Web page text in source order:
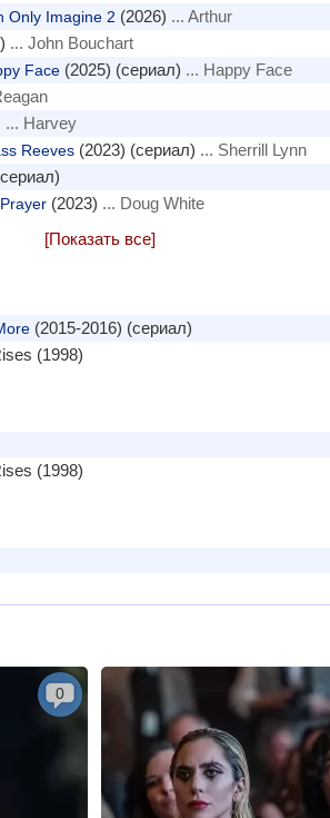
Only Imagine 2 (2026) ... Arthur
... John Bouchart
Face(2025) (сериал) ... Happy Face
... Harvey
Reeves(2023) (сериал) ... Sherrill Lynn
(2023) ... Doug White
[Показать все]
(2015-2016) (сериал)
(1998)
(1998)
0